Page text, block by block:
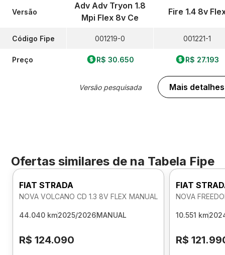
Versão
Código Fipe
Preço
Adv Adv Tryon 1.8
Mpi Flex 8v Ce
001219-0
R$ 30.650
Versão pesquisada
Fire 1.4 8v
001221-1
R$ 27.193
Mais detalhes
Ofertas similares de na Tabela Fipe
FIAT STRADA
NOVA VOLCANO CD 1.3 8V FLEX MANUAL
44.040 km2025/2026MANUAL
R$ 124.090
FIAT
NOVA
10.551 km
R$